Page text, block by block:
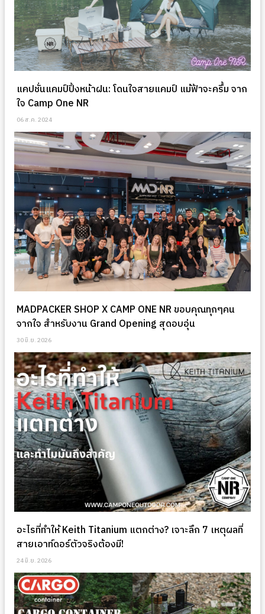
แคปชั่นแคมป์ปิ้งหน้าฝน: โดนใจสายแคมป์ แม้ฟ้าจะครึ้ม จาก
ใจ Camp One NR
06 ส.ค. 2024
MADPACKER SHOP X CAMP ONE NR ขอบคุณทุกๆคน
จากใจ สำหรับงาน Grand Opening สุดอบอุ่น
30 มิ.ย. 2026
อะไรที่ทำให้ Keith Titanium แตกต่าง? เจาะลึก 7 เหตุผลที่
สายเอาท์ดอร์ตัวจริงต้องมี!
24 มิ.ย. 2026